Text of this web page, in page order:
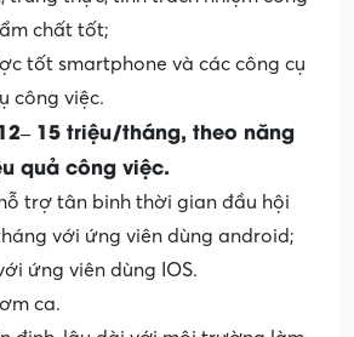
chất tốt;
tốt smartphone và các công cụ
công việc.
15 triệu/tháng, theo năng
quả công việc.
trợ tân binh thời gian đầu hội
với ứng viên dùng android;
ứng viên dùng IOS.
ca.